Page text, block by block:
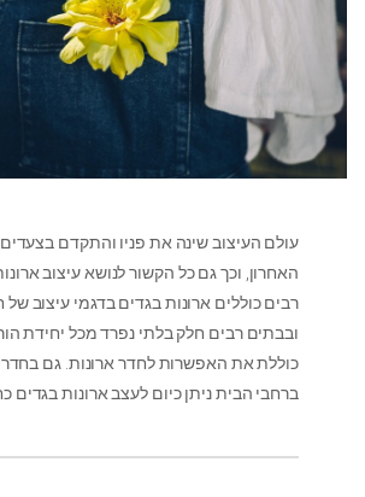
עולם העיצוב שינה את פניו והתקדם
האחרון, וכך גם כל הקשור לנושא עיצוב
רבים כוללים ארונות בגדים בדגמי עיצוב של
ובבתים רבים חלק בלתי נפרד מכל יחידת
כוללת את האפשרות לחדר ארונות. גם
ברחבי הבית ניתן כיום לעצב ארונות בגדים